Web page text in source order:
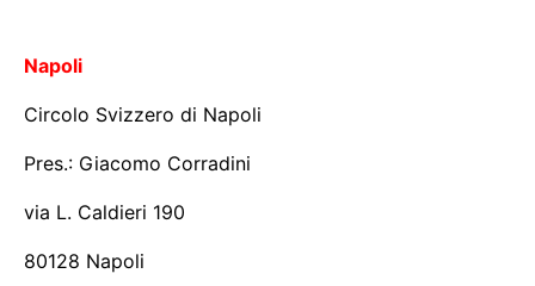
Napoli
Circolo Svizzero di Napoli
Pres.: Giacomo Corradini
via L. Caldieri 190
80128 Napoli